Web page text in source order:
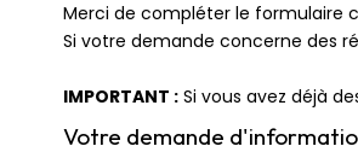
Merci de compléter le formulaire
Si votre demande concerne des
IMPORTANT : Si vous avez déjà
Votre demande